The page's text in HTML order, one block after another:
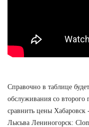
Справочно в таблице
обслуживания со второго
сравнить цены
Лысьва Лениногорск: